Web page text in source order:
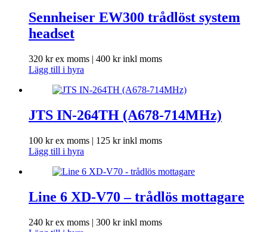
Sennheiser EW300 trådlöst system
headset
320 krex moms | 400 krinkl moms
Lägg till i hyra
JTS IN-264TH (A678-714MHz)
100 krex moms | 125 krinkl moms
Lägg till i hyra
Line 6 XD-V70 – trådlös mottagare
240 krex moms | 300 krinkl moms